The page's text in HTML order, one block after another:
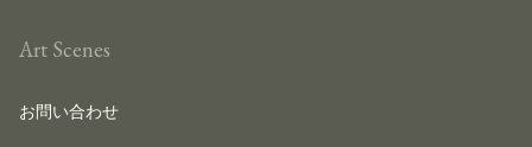
Art Scenes
お問い合わせ